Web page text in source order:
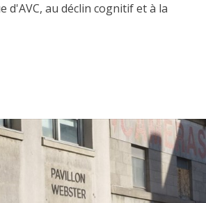
d'AVC, au déclin cognitif et à la